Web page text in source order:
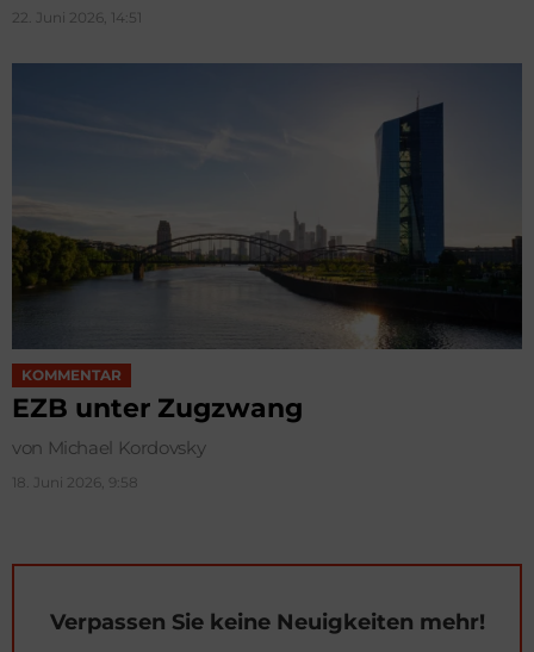
22. Juni 2026, 14:51
KOMMENTAR
EZB unter Zugzwang
von Michael Kordovsky
18. Juni 2026, 9:58
Verpassen Sie keine Neuigkeiten mehr!